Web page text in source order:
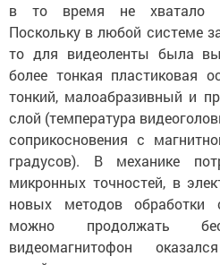
в то время не хватало
Поскольку в любой системе
то для видеоленты была
более тонкая пластиковая
тонкий, малоабразивный и
слой (температура
соприкосновения с
градусов). В механике
микронных точностей, в
новых методов обработки
можно продолжать
видеомагнитофон